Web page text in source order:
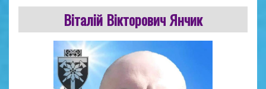
Віталій Вікторович Янчик